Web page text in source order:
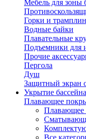
Мебель для зоны
Горки и
Водные байки
Плавательные
Подъемники для
Прочие
Пергола
Душ
Защитный экран
Укрытие бассейна
Плавающее
Плавающее
Все